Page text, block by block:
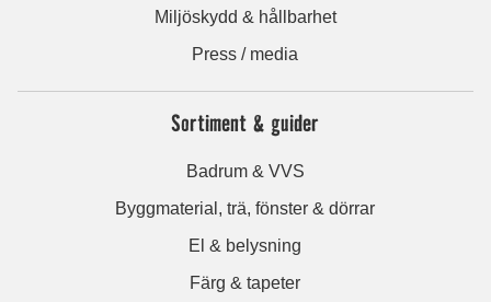
Miljöskydd & hållbarhet
Press / media
Sortiment & guider
Badrum & VVS
Byggmaterial, trä, fönster & dörrar
El & belysning
Färg & tapeter